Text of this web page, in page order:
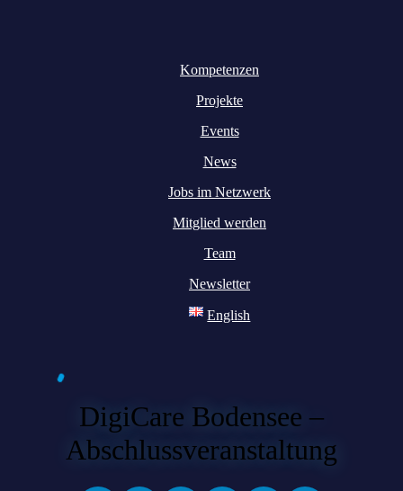
Kompetenzen
Projekte
Events
News
Jobs im Netzwerk
Mitglied werden
Team
Newsletter
English
DigiCare Bodensee –
Abschlussveranstaltung